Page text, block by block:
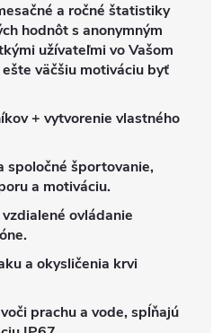
a ročné štatistiky
hodnôt s anonymným
užívateľmi vo Vašom
väčšiu motiváciu byť
+ vytvorenie vlastného
spoločné športovanie,
a motiváciu.
ovládanie
a okysličenia krvi
prachu a vode, spĺňajú